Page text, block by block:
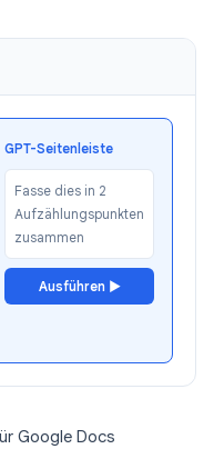
GPT-Seitenleiste
Fasse dies in 2
Aufzählungspunkten
zusammen
Ausführen ▶
Google Docs